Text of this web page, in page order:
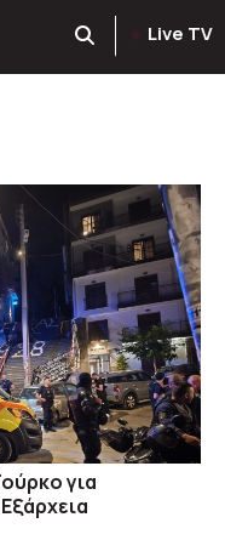
Live TV
για